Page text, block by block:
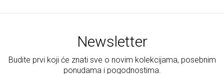
Newsletter
Budite prvi koji će znati sve o novim kolekcijama, posebnim
ponudama i pogodnostima.